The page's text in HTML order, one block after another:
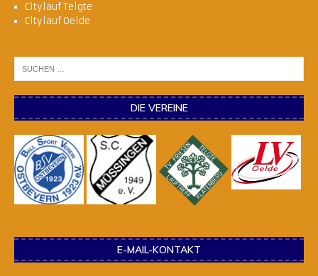
Citylauf Telgte
Citylauf Oelde
DIE VEREINE
E-MAIL-KONTAKT